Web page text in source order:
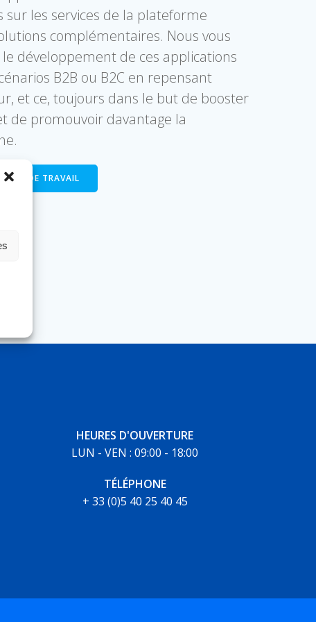
sur les services de la plateforme
complémentaires. Nous vous
développement de ces applications
B2B ou B2C en repensant
et ce, toujours dans le but de booster
de promouvoir davantage la
DE TRAVAIL
HEURES D'OUVERTURE
LUN - VEN : 09:00 - 18:00
TÉLÉPHONE
+ 33 (0)5 40 25 40 45